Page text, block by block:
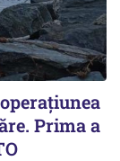
Prima a